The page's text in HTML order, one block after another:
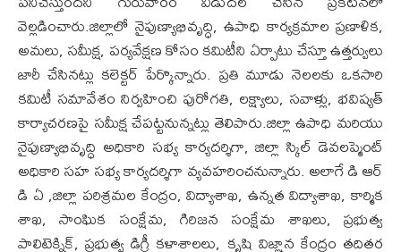
వెల్లడించారు.జిల్లాలో నైపుణ్యాభివృద్ధి, ఉపాధి కార్యక్రమాల ప్రణాళిక,
అమలు, సమీక్ష, పర్యవేక్షణ కోసం కమిటీని ఏర్పాటు చేస్తూ ఉత్తర్వులు
జారీ చేసినట్లు కలెక్టర్ పేర్కొన్నారు. ప్రతి మూడు నెలలకు ఒకసారి
కమిటీ సమావేశం నిర్వహించి పురోగతి, లక్ష్యాలు, సవాళ్లు, భవిష్యత్
కార్యాచరణపై సమీక్ష చేపట్టనున్నట్లు తెలిపారు.జిల్లా ఉపాధి మరియు
నైపుణ్యాభివృద్ధి అధికారి సభ్య కార్యదర్శిగా, జిల్లా స్కిల్ డెవలప్మెంట్
అధికారి సహ సభ్య కార్యదర్శిగా వ్యవహరించనున్నారు. అలాగే డి ఆర్
డి ఏ ,జిల్లా పరిశ్రమల కేంద్రం, విద్యాశాఖ, ఉన్నత విద్యాశాఖ, కార్మిక
శాఖ, సాంఘిక సంక్షేమ, గిరిజన సంక్షేమ శాఖలు, ప్రభుత్వ
పాలిటెక్నిక్, ప్రభుత్వ డిగ్రీ కళాశాలలు, కృషి విజ్ఞాన కేంద్రం తదితర